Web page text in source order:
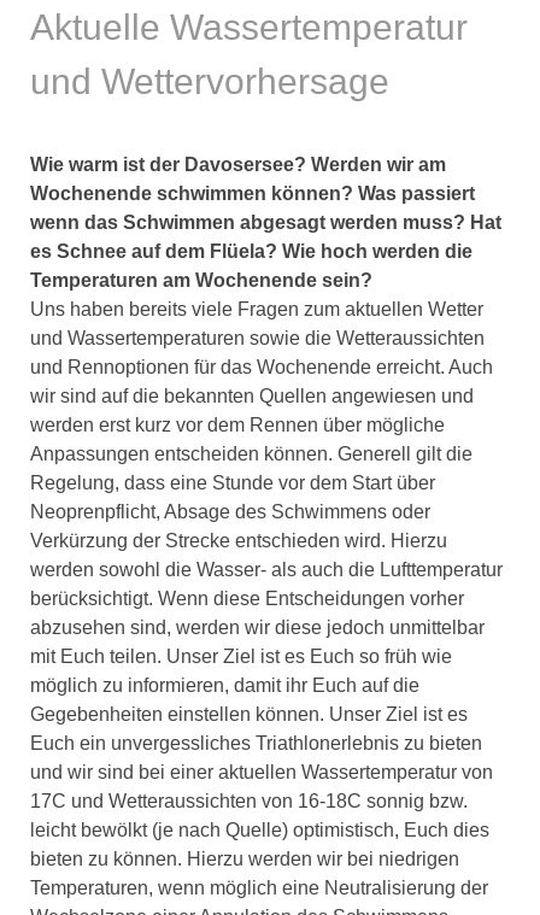
Aktuelle Wassertemperatur
und Wettervorhersage
Wie warm ist der Davosersee? Werden wir am
Wochenende schwimmen können? Was passiert
wenn das Schwimmen abgesagt werden muss? Hat
es Schnee auf dem Flüela? Wie hoch werden die
Temperaturen am Wochenende sein?
Uns haben bereits viele Fragen zum aktuellen Wetter
und Wassertemperaturen sowie die Wetteraussichten
und Rennoptionen für das Wochenende erreicht. Auch
wir sind auf die bekannten Quellen angewiesen und
werden erst kurz vor dem Rennen über mögliche
Anpassungen entscheiden können. Generell gilt die
Regelung, dass eine Stunde vor dem Start über
Neoprenpflicht, Absage des Schwimmens oder
Verkürzung der Strecke entschieden wird. Hierzu
werden sowohl die Wasser- als auch die Lufttemperatur
berücksichtigt. Wenn diese Entscheidungen vorher
abzusehen sind, werden wir diese jedoch unmittelbar
mit Euch teilen. Unser Ziel ist es Euch so früh wie
möglich zu informieren, damit ihr Euch auf die
Gegebenheiten einstellen können. Unser Ziel ist es
Euch ein unvergessliches Triathlonerlebnis zu bieten
und wir sind bei einer aktuellen Wassertemperatur von
17C und Wetteraussichten von 16-18C sonnig bzw.
leicht bewölkt (je nach Quelle) optimistisch, Euch dies
bieten zu können. Hierzu werden wir bei niedrigen
Temperaturen, wenn möglich eine Neutralisierung der